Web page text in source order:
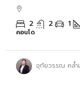
2 2 1
คอนโด
อุทัยวรรณ คล้